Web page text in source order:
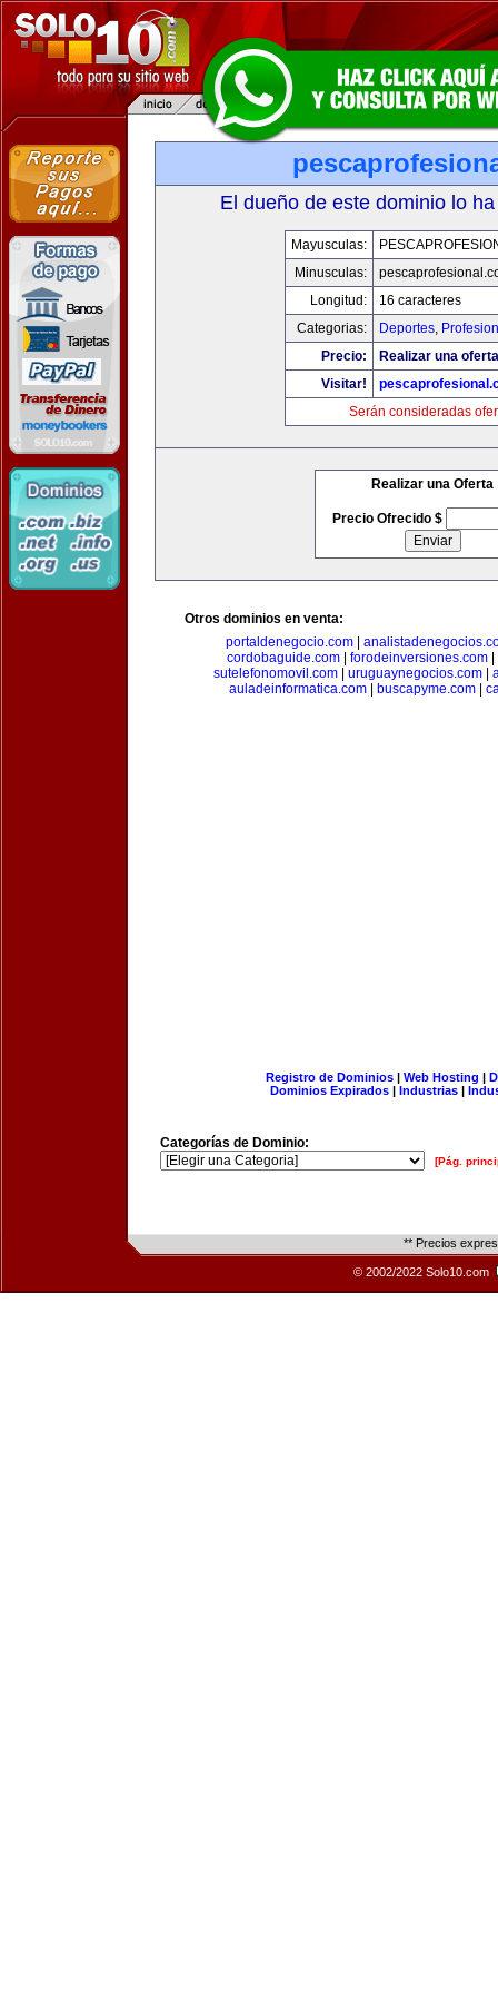
El dueño de este dominio lo
Mayusculas:
Minusculas:
Longitud:
16 caracteres
Categorias:
Deportes,
Precio:
Realizar una
Visitar!
Serán consideradas
Realizar una Oferta
Precio Ofrecido $
Otros dominios en venta:
portaldenegocio.com|
cordobaguide.com
forodeinversiones.com
sutelefonomovil.com| uruguaynegocios.com|
auladeinformatica.com| buscapyme.com|
Registro de Dominios| Web Hosting |
Dominios Expirados | Industrias |
Categorías de Dominio:
[Pág.
** Precios
© 2002/2022 Solo10.com